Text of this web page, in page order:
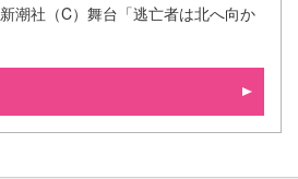
潮社（C）舞台「逃亡者は北へ向か